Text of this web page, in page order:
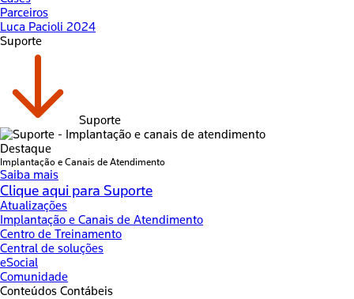
Parceiros
Luca Pacioli 2024
Suporte
Suporte
Destaque
Implantação e Canais de Atendimento
Saiba mais
Clique aqui para Suporte
Atualizações
Implantação e Canais de Atendimento
Centro de Treinamento
Central de soluções
eSocial
Comunidade
Conteúdos Contábeis